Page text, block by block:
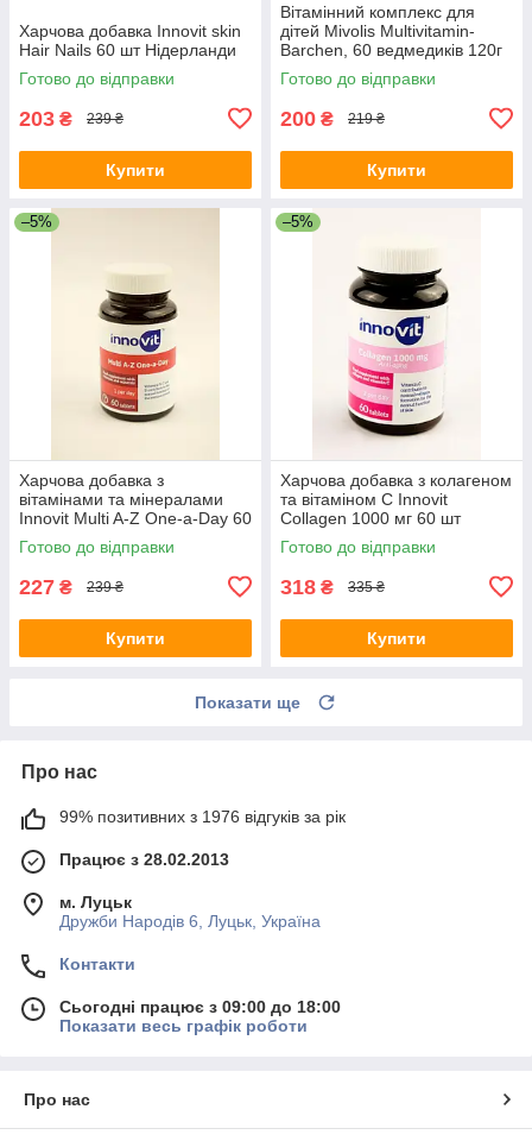
Харчова добавка Innovit skin
Hair Nails 60 шт Нідерланди
Готово до відправки
203 ₴ 239 ₴
Купити
Вітамінний комплекс для
дітей Mivolis Multivitamin-
Barchen, 60 ведмедиків 120г
(Німеччина)
Готово до відправки
200 ₴ 219 ₴
Купити
–5%
Харчова добавка з
вітамінами та мінералами
Innovit Multi A-Z One-a-Day 60
шт Нідерланди
Готово до відправки
227 ₴ 239 ₴
Купити
–5%
Харчова добавка з колагеном
та вітаміном С Innovit
Collagen 1000 мг 60 шт
Нідерланди
Готово до відправки
318 ₴ 335 ₴
Купити
Показати ще
Про нас
99% позитивних з 1976 відгуків за рік
Працює з 28.02.2013
м. Луцьк
Дружби Народів 6, Луцьк, Україна
Контакти
Сьогодні працює з 09:00 до 18:00
Показати весь графік роботи
Про нас